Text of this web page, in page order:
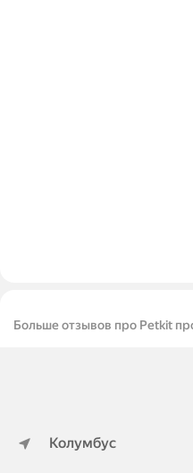
Больше отзывов про Petkit
Колумбус